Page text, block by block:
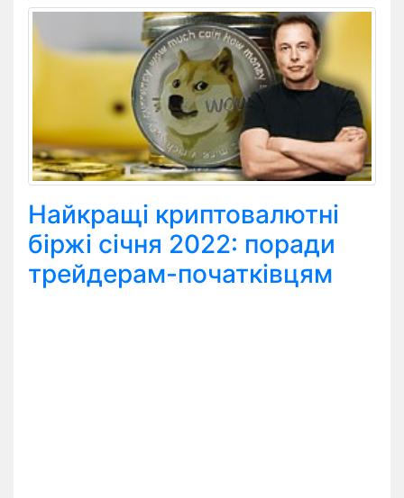
Найкращі криптовалютні
біржі січня 2022: поради
трейдерам-початківцям